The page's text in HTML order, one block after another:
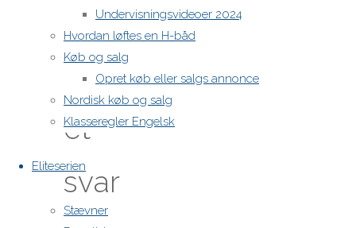
Undervisningsvideoer 2024
Hvordan løftes en H-båd
Køb og salg
Opret køb eller salgs annonce
Nordisk køb og salg
Klasseregler Engelsk
Eliteserien
Stævner
Nyheder
Skriv
et
svar